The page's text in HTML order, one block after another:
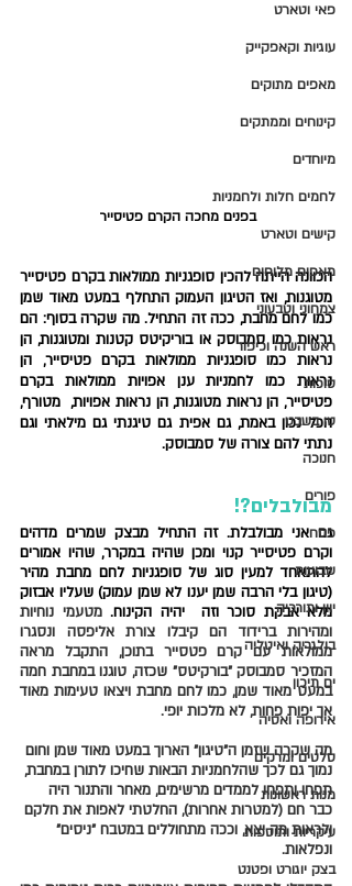
פאי וטארט
עוגיות וקאפקייק
מאפים מתוקים
קינוחים וממתקים
מיוחדים
לחמים חלות ולחמניות
קישים וטארט
מאפים מלוחים
צמחוני וטבעוני
ראש השנה וכיפור
סוכות
טו בשבט
חנוכה
פורים
פסח
שבועות
יוון ותורכיה
בולגריה ואיטליה
ים תיכון
אירופה ואסיה
סלטים ומרקים
מנות ראשונות
עיקריות ותוספות
בצק יוגורט ופטנט
בפנים מחכה הקרם פטיסייר
נתתי להם צורה של סמבוסק.
מבולבלים?!
גם אני מבולבלת
מלא אבקת סוכר וזה  יהיה הקינוח.
אך יפות פחות, לא מלכות יופי.
מה שקרה שזמן ה"טיגון" הארוך במעט מאוד שמן וחום
נמוך גם לכך שהלחמניות הבאות שחיכו לתורן במחבת,
תפחו ותפחו לממדים מרשימים, מאחר והתנור היה
כבר חם (למטרות אחרות), החלטתי לאפות את חלקם
ולראות מה יצא, וככה מתחוללים במטבח "ניסים"
ונפלאות.